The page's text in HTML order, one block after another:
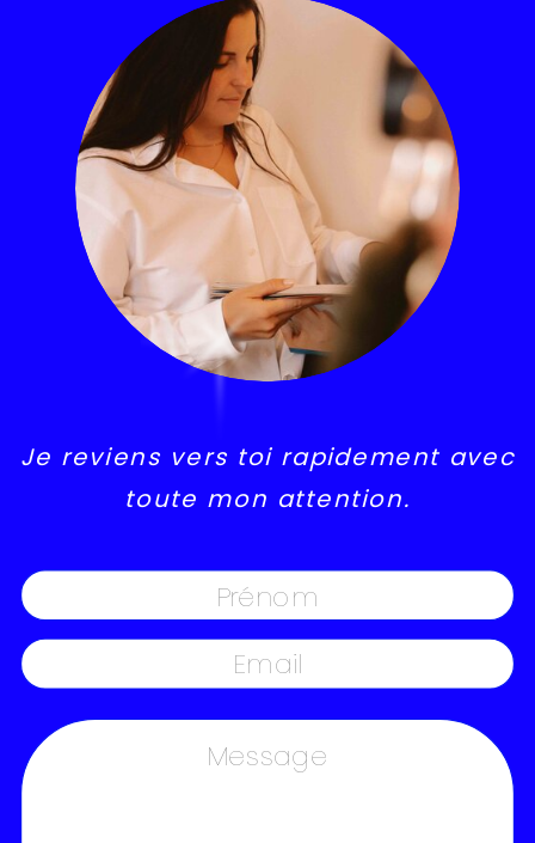
Je reviens vers toi rapidement avec
toute mon attention.